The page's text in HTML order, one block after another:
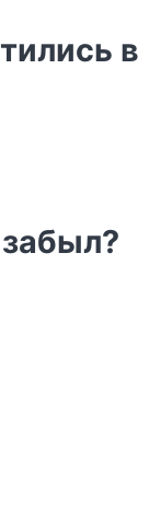
в